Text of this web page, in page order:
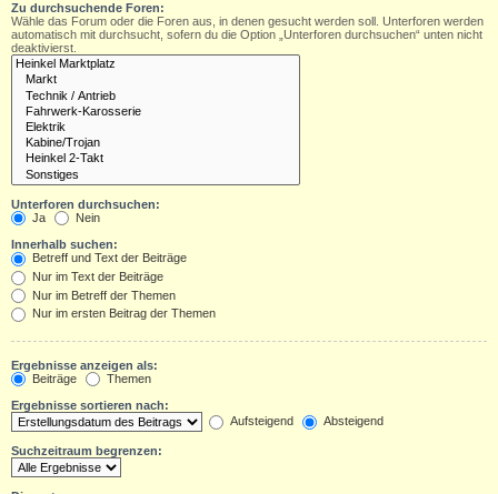
Zu durchsuchende Foren:
Wähle das Forum oder die Foren aus, in denen gesucht werden soll. Unterforen werden
automatisch mit durchsucht, sofern du die Option „Unterforen durchsuchen“ unten nicht
deaktivierst.
Unterforen durchsuchen:
Ja
Nein
Innerhalb suchen:
Betreff und Text der Beiträge
Nur im Text der Beiträge
Nur im Betreff der Themen
Nur im ersten Beitrag der Themen
Ergebnisse anzeigen als:
Beiträge
Themen
Ergebnisse sortieren nach:
Aufsteigend
Absteigend
Suchzeitraum begrenzen: